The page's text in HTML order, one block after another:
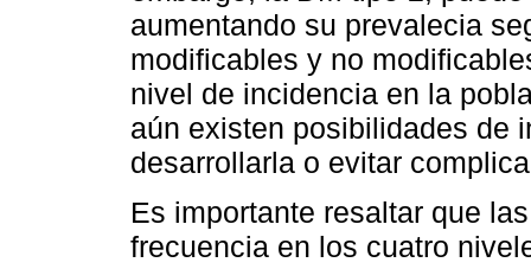
aumentando su prevalecia
modificables y no
nivel de incidencia en la
aún existen posibilidades de
desarrollarla o evitar
Es importante resaltar que
frecuencia en los cuatro